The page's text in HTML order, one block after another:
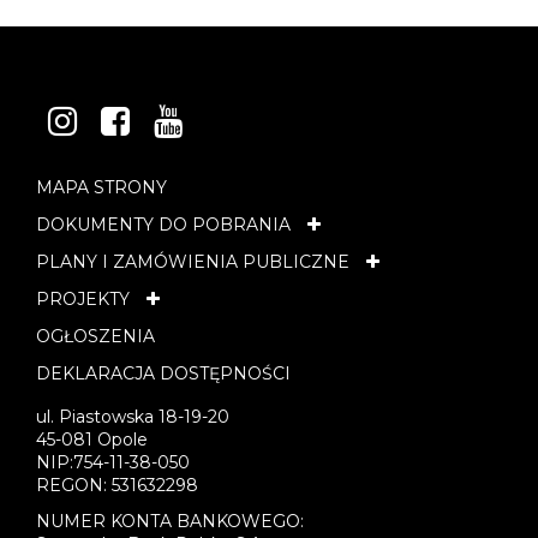
INSTAGRAM
FACEBOOK
YOUTUBE
MAPA STRONY
DOKUMENTY DO POBRANIA
PLANY I ZAMÓWIENIA PUBLICZNE
PROJEKTY
OGŁOSZENIA
DEKLARACJA DOSTĘPNOŚCI
ul. Piastowska 18-19-20
45-081 Opole
NIP:754-11-38-050
REGON: 531632298
NUMER KONTA BANKOWEGO: